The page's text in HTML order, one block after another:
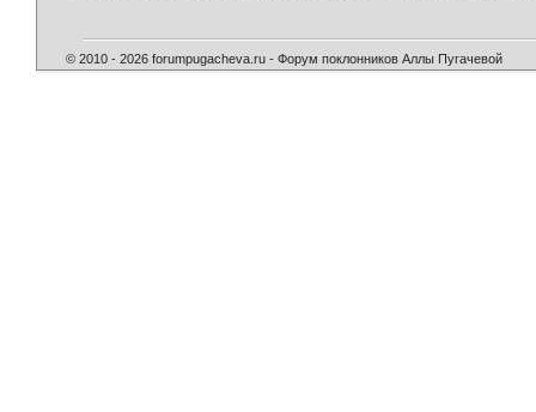
© 2010 - 2026 forumpugacheva.ru - Форум поклонников Аллы Пугачевой